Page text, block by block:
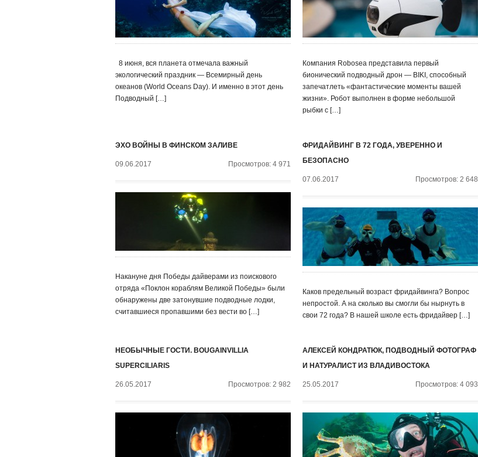
8 июня, вся планета отмечала важный
экологический праздник — Всемирный день
океанов (World Oceans Day). И именно в этот день
Подводный […]
Компания Robosea представила первый
бионический подводный дрон — BIKI, способный
запечатлеть «фантастические моменты вашей
жизни». Робот выполнен в форме небольшой
рыбки с […]
ЭХО ВОЙНЫ В ФИНСКОМ ЗАЛИВЕ
09.06.2017 Просмотров: 4 971
Накануне дня Победы дайверами из поискового
отряда «Поклон кораблям Великой Победы» были
обнаружены две затонувшие подводные лодки,
считавшиеся пропавшими без вести во […]
ФРИДАЙВИНГ В 72 ГОДА, УВЕРЕННО И
БЕЗОПАСНО
07.06.2017 Просмотров: 2 648
Каков предельный возраст фридайвинга? Вопрос
непростой. А на сколько вы смогли бы нырнуть в
свои 72 года? В нашей школе есть фридайвер […]
НЕОБЫЧНЫЕ ГОСТИ. BOUGAINVILLIA
SUPERCILIARIS
26.05.2017 Просмотров: 2 982
АЛЕКСЕЙ КОНДРАТЮК, ПОДВОДНЫЙ ФОТОГРАФ
И НАТУРАЛИСТ ИЗ ВЛАДИВОСТОКА
25.05.2017 Просмотров: 4 093